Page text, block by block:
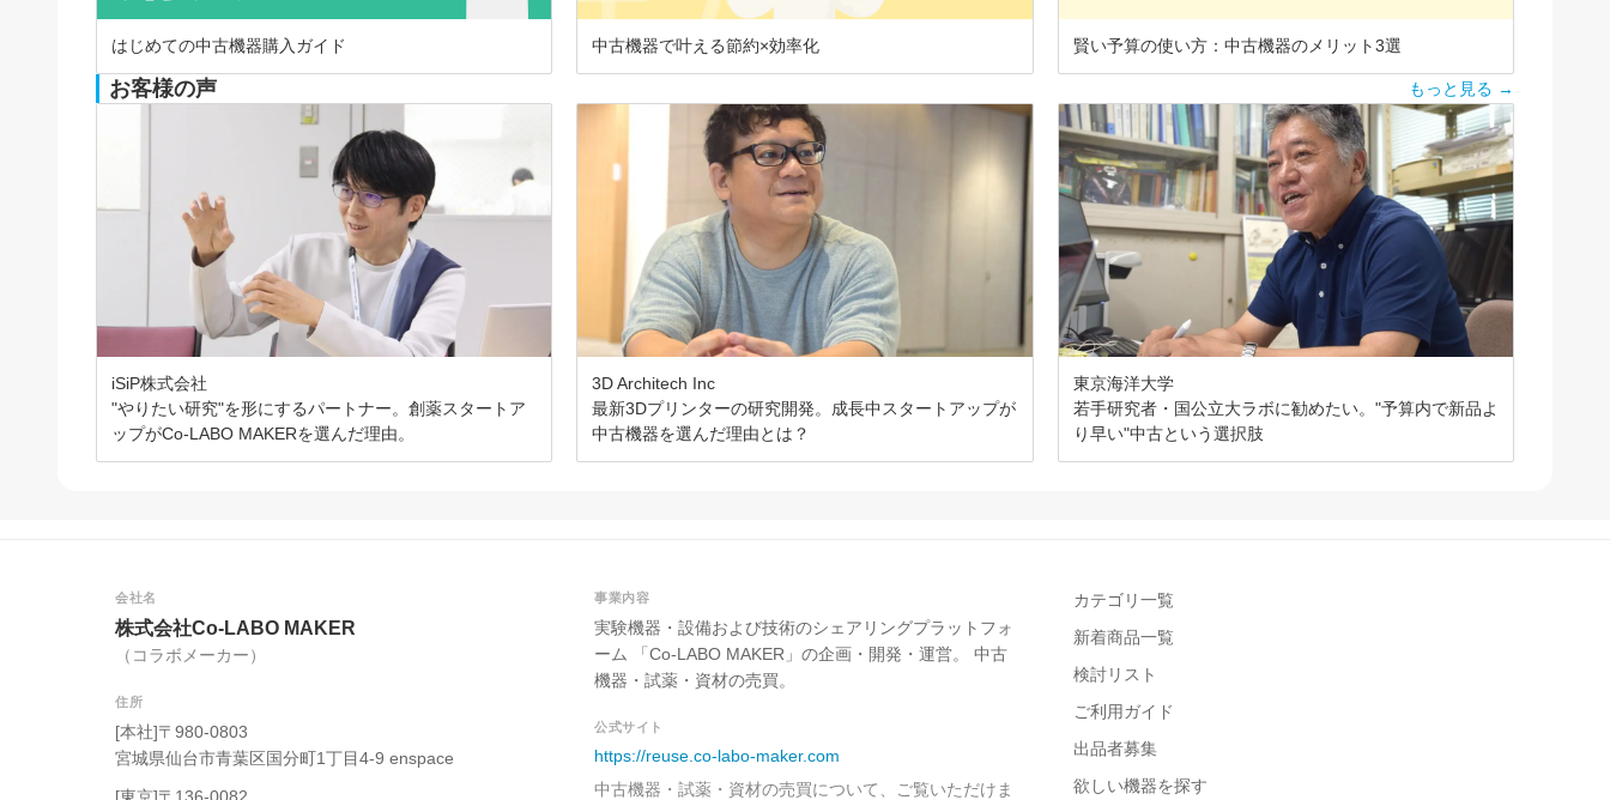
はじめての中古機器購入ガイド 中古機器で叶える節約×効率化 賢い予算の使い方：中古機器のメリット3選
お客様の声 もっと見る →
iSiP株式会社
"やりたい研究"を形にするパートナー。創薬スタートア
ップがCo-LABO MAKERを選んだ理由。
3D Architech Inc
最新3Dプリンターの研究開発。成長中スタートアップが
中古機器を選んだ理由とは？
東京海洋大学
若手研究者・国公立大ラボに勧めたい。"予算内で新品よ
り早い"中古という選択肢
会社名
株式会社Co-LABO MAKER
（コラボメーカー）
住所
[本社]〒980-0803
宮城県仙台市青葉区国分町1丁目4-9 enspace
事業内容
実験機器・設備および技術のシェアリングプラットフォ
ーム 「Co-LABO MAKER」の企画・開発・運営。 中古
機器・試薬・資材の売買。
公式サイト
https://reuse.co-labo-maker.com
中古機器・試薬・資材の売買について、ご覧いただけま
カテゴリ一覧
新着商品一覧
検討リスト
ご利用ガイド
出品者募集
欲しい機器を探す